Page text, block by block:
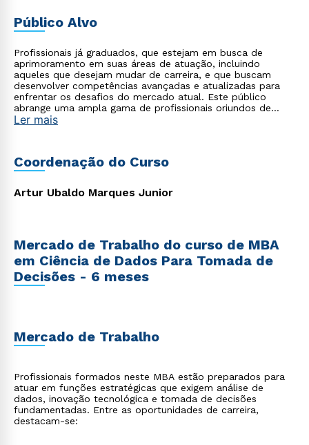
Público Alvo
Profissionais já graduados, que estejam em busca de
aprimoramento em suas áreas de atuação, incluindo
aqueles que desejam mudar de carreira, e que buscam
desenvolver competências avançadas e atualizadas para
enfrentar os desafios do mercado atual. Este público
abrange uma ampla gama de profissionais oriundos de
diversas áreas, como tecnologia, saúde, empresarial,
carreiras e alcançar o sucesso profissional.
Ler mais
Coordenação do Curso
Artur Ubaldo Marques Junior
Mercado de Trabalho do curso de MBA
em Ciência de Dados Para Tomada de
Decisões - 6 meses
Mercado de Trabalho
Profissionais formados neste MBA estão preparados para
atuar em funções estratégicas que exigem análise de
dados, inovação tecnológica e tomada de decisões
fundamentadas. Entre as oportunidades de carreira,
destacam-se: